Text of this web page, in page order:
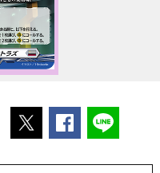
ポストするFacebookでシ